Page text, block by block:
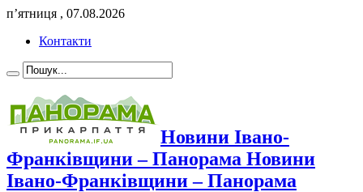
п’ятниця , 07.08.2026
Контакти
Новини Івано-
Франківщини – Панорама Новини
Івано-Франківщини – Панорама